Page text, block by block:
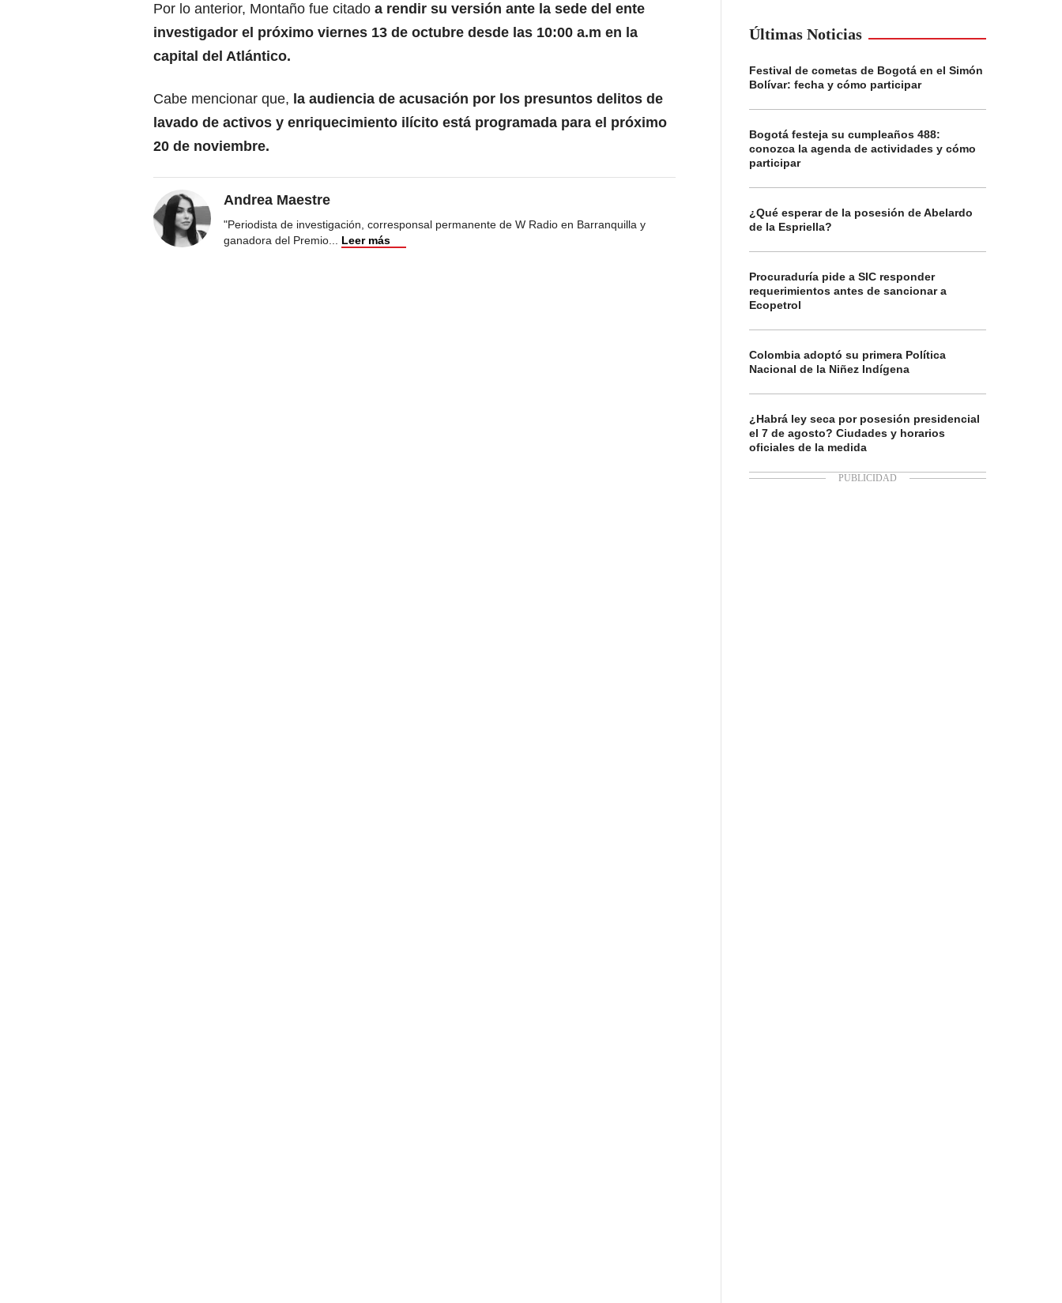
Por lo anterior, Montaño fue citado a rendir su versión ante la sede del ente
investigador el próximo viernes 13 de octubre desde las 10:00 a.m en la
capital del Atlántico.
Cabe mencionar que, la audiencia de acusación por los presuntos delitos de
lavado de activos y enriquecimiento ilícito está programada para el próximo
20 de noviembre.
Andrea Maestre
"Periodista de investigación, corresponsal permanente de W Radio en Barranquilla y
ganadora del Premio... Leer más
Últimas Noticias
Festival de cometas de Bogotá en el Simón
Bolívar: fecha y cómo participar
Bogotá festeja su cumpleaños 488:
conozca la agenda de actividades y cómo
participar
¿Qué esperar de la posesión de Abelardo
de la Espriella?
Procuraduría pide a SIC responder
requerimientos antes de sancionar a
Ecopetrol
Colombia adoptó su primera Política
Nacional de la Niñez Indígena
¿Habrá ley seca por posesión presidencial
el 7 de agosto? Ciudades y horarios
oficiales de la medida